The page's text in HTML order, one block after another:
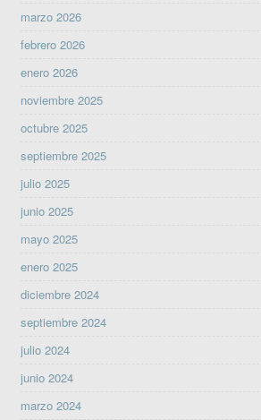
marzo 2026
febrero 2026
enero 2026
noviembre 2025
octubre 2025
septiembre 2025
julio 2025
junio 2025
mayo 2025
enero 2025
diciembre 2024
septiembre 2024
julio 2024
junio 2024
marzo 2024